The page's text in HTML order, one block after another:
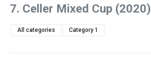
7. Celler Mixed Cup (2020)
All categories Category 1